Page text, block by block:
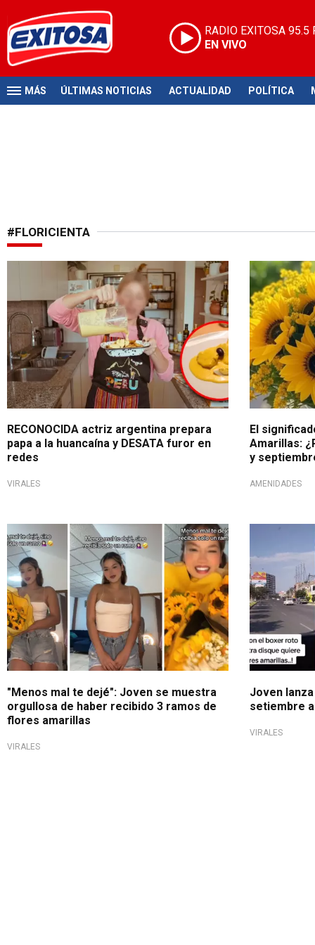
RADIO EXITOSA 95.5
EN VIVO
MÁS ÚLTIMAS NOTICIAS ACTUALIDAD POLÍTICA
#FLORICIENTA
Pasión culinaria
RECONOCIDA actriz argentina prepara
papa a la huancaína y DESATA furor en
redes
VIRALES
Gracias al
El
Amarillas:
y
AMENIDADES
Celebración social
"Menos mal te dejé": Joven se muestra
orgullosa de haber recibido 3 ramos de
flores amarillas
VIRALES
Fiebre
Joven
setiembre
VIRALES